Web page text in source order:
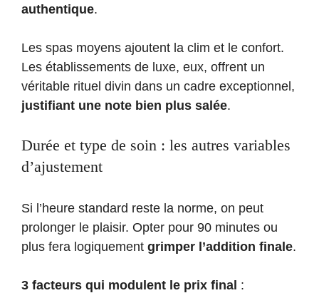
authentique.
Les spas moyens ajoutent la clim et le confort.
Les établissements de luxe, eux, offrent un
véritable rituel divin dans un cadre exceptionnel,
justifiant une note bien plus salée.
Durée et type de soin : les autres variables
d’ajustement
Si l’heure standard reste la norme, on peut
prolonger le plaisir. Opter pour 90 minutes ou
plus fera logiquement grimper l’addition finale.
3 facteurs qui modulent le prix final :